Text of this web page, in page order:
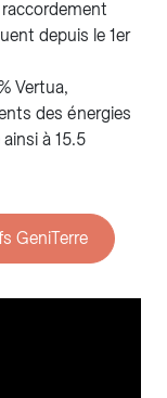
depuis le 1er
Vertua,
des énergies
à 15.5
GeniTerre